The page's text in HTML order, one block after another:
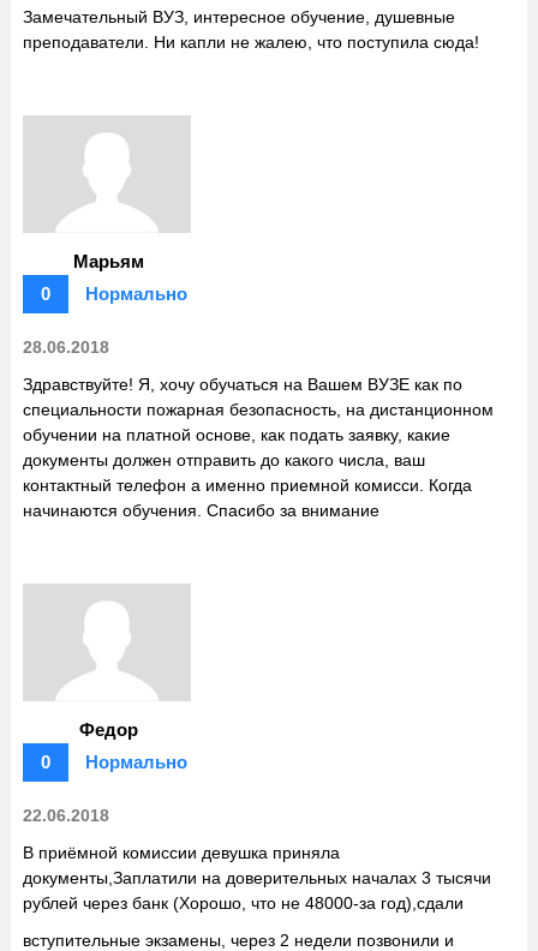
Замечательный ВУЗ, интересное обучение, душевные
преподаватели. Ни капли не жалею, что поступила сюда!
Марьям
0
Нормально
28.06.2018
Здравствуйте! Я, хочу обучаться на Вашем ВУЗЕ как по
специальности пожарная безопасность, на дистанционном
обучении на платной основе, как подать заявку, какие
документы должен отправить до какого числа, ваш
контактный телефон а именно приемной комисси. Когда
начинаются обучения. Спасибо за внимание
Федор
0
Нормально
22.06.2018
В приёмной комиссии девушка приняла
документы,Заплатили на доверительных началах 3 тысячи
рублей через банк (Хорошо, что не 48000-за год),сдали
вступительные экзамены, через 2 недели позвонили и